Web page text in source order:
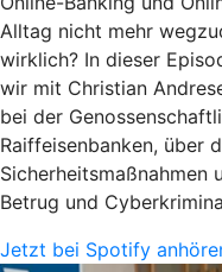
Alltag nicht mehr
wirklich? In dieser
wir mit Christian
bei der
Raiffeisenbanken, über
Sicherheitsmaßnahmen
Betrug und
Jetzt bei Spotify